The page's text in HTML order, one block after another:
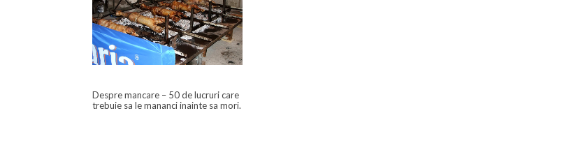
Despre mancare – 50 de lucruri care
trebuie sa le mananci inainte sa mori.